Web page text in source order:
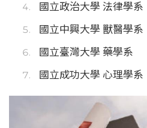
國立政治大學 法律學系
國立中興大學 獸醫學系
國立臺灣大學 藥學系
國立成功大學 心理學系